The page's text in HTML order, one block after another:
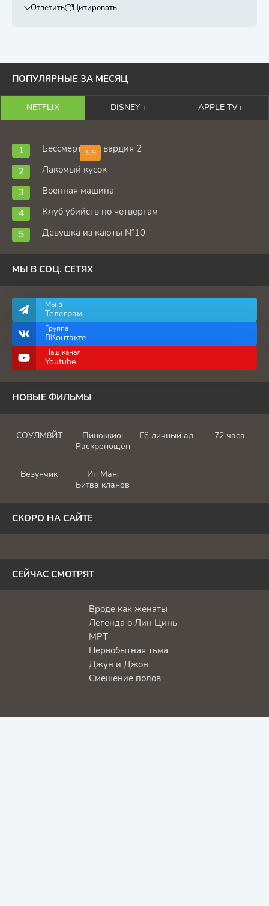
Ответить Цитировать
ПОПУЛЯРНЫЕ ЗА МЕСЯЦ
NETFLIX DISNEY + APPLE TV+
5.9
Бессмертная гвардия 2
Лакомый кусок
Военная машина
Клуб убийств по четвергам
Девушка из каюты №10
МЫ В СОЦ. СЕТЯХ
Мы в
Телеграм
Группа
ВКонтакте
Наш канал
Youtube
НОВЫЕ ФИЛЬМЫ
СОУЛМ8ЙТ
Пиноккио:
Раскрепощённый
Её личный ад 72 часа
Везунчик
Ип Ман:
Битва кланов
СКОРО НА САЙТЕ
СЕЙЧАС СМОТРЯТ
Вроде как женаты
Легенда о Лин Цинь
МРТ
Первобытная тьма
Джун и Джон
Смешение полов